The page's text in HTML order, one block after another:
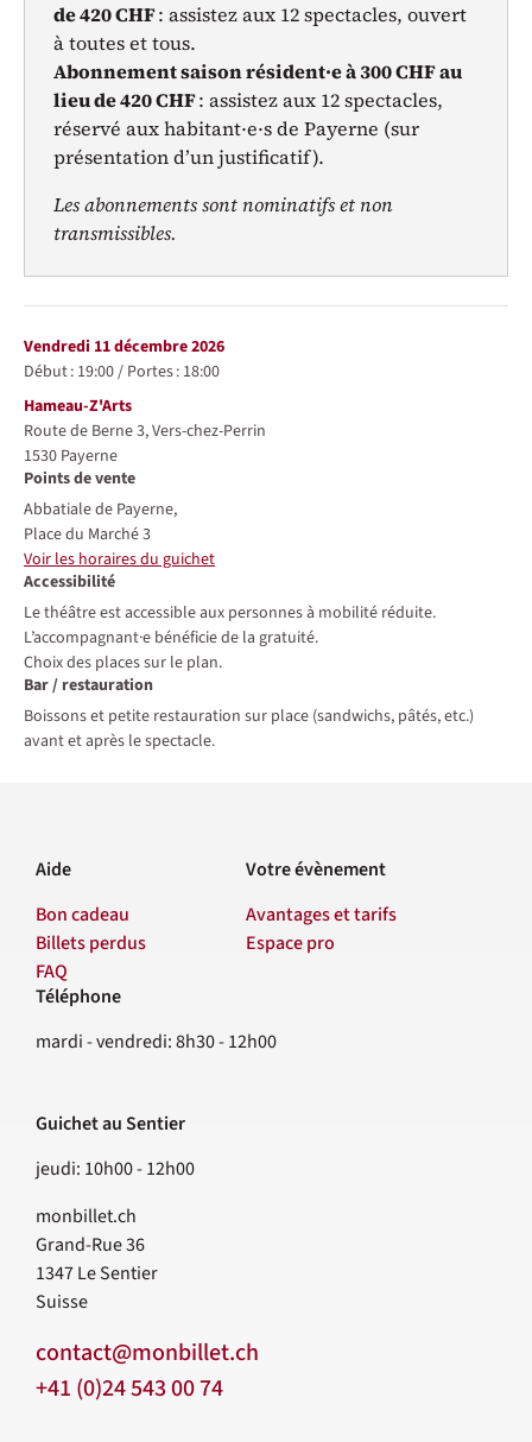
de 420 CHF: assistez aux 12 spectacles, ouvert
à toutes et tous.
Abonnement saison résident·e à 300 CHF au
lieu de 420 CHF: assistez aux 12 spectacles,
réservé aux habitant·e·s de Payerne (sur
présentation d’un justificatif).
Les abonnements sont nominatifs et non
transmissibles.
vendredi 11 décembre 2026
Début : 19:00/ Portes : 18:00
Lieu
Hameau-Z'Arts
Route de Berne 3, Vers-chez-Perrin
1530 Payerne
Points de vente
Abbatiale de Payerne,
Place du Marché 3
Voir les horaires du guichet
Accessibilité
Le théâtre est accessible aux personnes à mobilité réduite.
L’accompagnant·e bénéficie de la gratuité.
Choix des places sur le plan.
Bar / restauration
Boissons et petite restauration sur place (sandwichs, pâtés, etc.)
avant et après le spectacle.
Aide
Bon cadeau
Billets perdus
FAQ
Votre évènement
Avantages et tarifs
Espace pro
Contact
Téléphone
mardi - vendredi: 8h30 - 12h00
Guichet au Sentier
jeudi: 10h00 - 12h00
monbillet.ch
Grand-Rue 36
1347Le Sentier
Suisse
contact@monbillet.ch
+41 (0)24 543 00 74